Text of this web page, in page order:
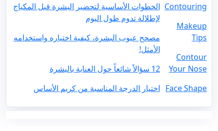
Contouring
Makeup
Tips
Contour
Your Nose
Face Shape
الخطوات الأساسية لتحضير البشرة قبل المكياج
لإطلالة تدوم طول اليوم
مصحح عيوب البشرة، كيفية اختياره واستخدامه
الأمثل!
12 سؤالاً شائعاً حول العناية بالبشرة
اختيار الدرجة المناسبة من كريم الأساس